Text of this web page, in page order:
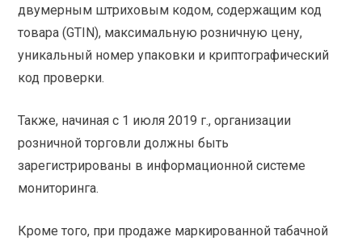
двумерным штриховым кодом, содержащим код
товара (GTIN), максимальную розничную цену,
уникальный номер упаковки и криптографический
код проверки.
Также, начиная с 1 июля 2019 г., организации
розничной торговли должны быть
зарегистрированы в информационной системе
мониторинга.
Кроме того, при продаже маркированной табачной